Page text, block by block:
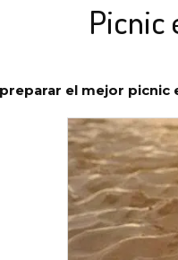
Picnic
el mejor picnic